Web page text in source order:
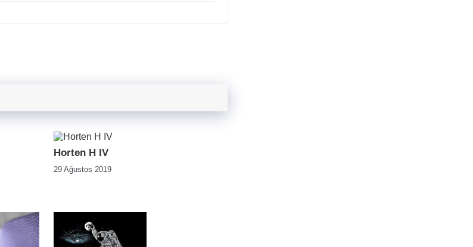
Horten H IV
29 Ağustos 2019